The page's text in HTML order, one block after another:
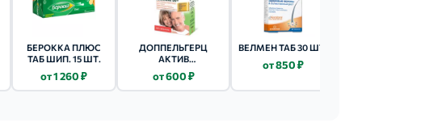
БЕРОККА ПЛЮС
ТАБ ШИП. 15 ШТ.
от 1 260 ₽
ДОППЕЛЬГЕРЦ
АКТИВ
ГРУППЫ В ТАБ 30 ШТ.
от 600 ₽
ВЕЛМЕН ТАБ 30 ШТ.
от 850 ₽